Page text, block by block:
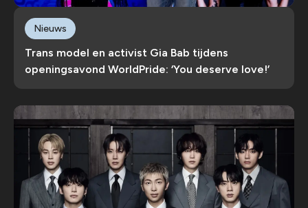
Trans model en activist Gia Bab tijdens
openingsavond WorldPride: ‘You deserve love!’
Nieuws